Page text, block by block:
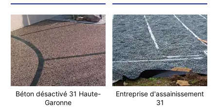
Béton désactivé 31 Haute-
Garonne
Entreprise d'assainissement
31